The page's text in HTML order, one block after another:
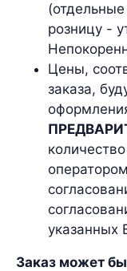
розницу -
Цены,
заказа,
указанных
Заказ может